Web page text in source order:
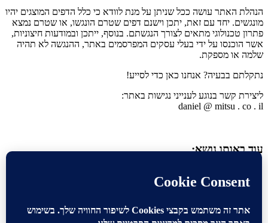
הנהלת האתר עושה ככל שניתן על מנת לוודא כי כלל הדפים המוצגים יהיו
מונגשים. יחד עם זאת, יתכן וישנם דפים שטרם הונגשו, או שטרם נמצא
פתרון טכנולוגי מתאים לצורך הנגשתם. בנוסף, ייתכן ובמודעות חיצוניות,
אשר הוכנסו על ידי בעלי עסקים המפרסמים באתר, ההנגשה לא תהיה
שלמה או מספקת.
נתקלתם בבעיה? אנחנו כאן כדי לסייע!
ליצירת קשר בנוגע לענייני נגישות באתר:
daniel @ mitsu . co . il
עוד באותו נושא:
הלשכה המרכזית לסטטיסטיקה מידע על פילוח...
המשטרה או מצלמות המהירות
לא, עדיין לא בישראל, אבל אין ספק
שמספר ח"כים כבר...